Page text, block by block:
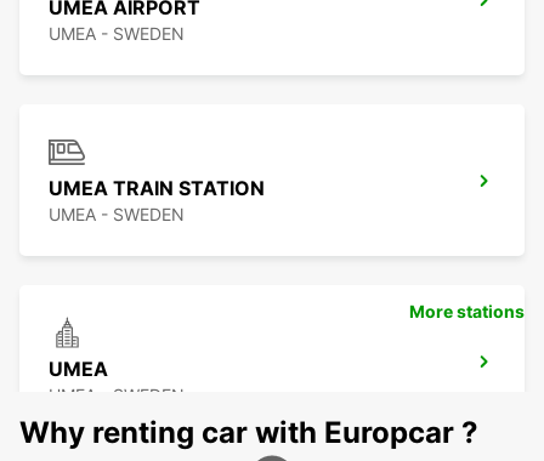
UMEA AIRPORT
UMEA - SWEDEN
UMEA TRAIN STATION
UMEA - SWEDEN
UMEA
UMEA - SWEDEN
More stations
Why renting car with Europcar ?